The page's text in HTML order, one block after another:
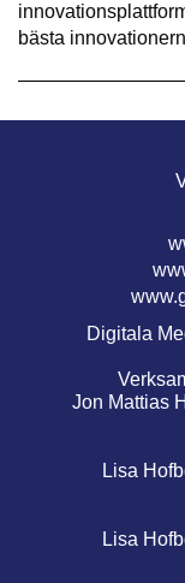
bästa
Digitala
Jon Mattias
Lisa
Lisa